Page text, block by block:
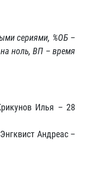
сериями, %ОБ –
ноль, ВП – время
Илья – 28
Андреас –